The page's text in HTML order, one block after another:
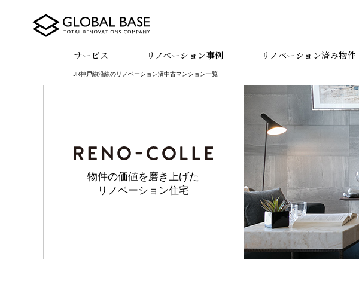
サービス リノベーション事例 リノベーション済み物件
JR神戸線沿線のリノベーション済中古マンション一覧
物件の価値を磨き上げた
リノベーション住宅